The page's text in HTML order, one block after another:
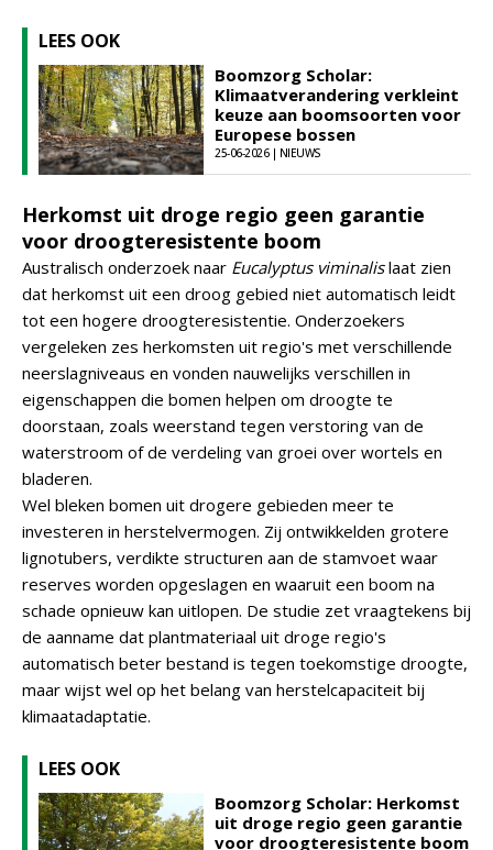
LEES OOK
Boomzorg Scholar:
Klimaatverandering verkleint
keuze aan boomsoorten voor
Europese bossen
25-06-2026 | NIEUWS
Herkomst uit droge regio geen garantie
voor droogteresistente boom
Australisch onderzoek naar Eucalyptus viminalislaat zien
dat herkomst uit een droog gebied niet automatisch leidt
tot een hogere droogteresistentie. Onderzoekers
vergeleken zes herkomsten uit regio's met verschillende
neerslagniveaus en vonden nauwelijks verschillen in
eigenschappen die bomen helpen om droogte te
doorstaan, zoals weerstand tegen verstoring van de
waterstroom of de verdeling van groei over wortels en
bladeren.
Wel bleken bomen uit drogere gebieden meer te
investeren in herstelvermogen. Zij ontwikkelden grotere
lignotubers, verdikte structuren aan de stamvoet waar
reserves worden opgeslagen en waaruit een boom na
schade opnieuw kan uitlopen. De studie zet vraagtekens bij
de aanname dat plantmateriaal uit droge regio's
automatisch beter bestand is tegen toekomstige droogte,
maar wijst wel op het belang van herstelcapaciteit bij
klimaatadaptatie.
LEES OOK
Boomzorg Scholar: Herkomst
uit droge regio geen garantie
voor droogteresistente boom